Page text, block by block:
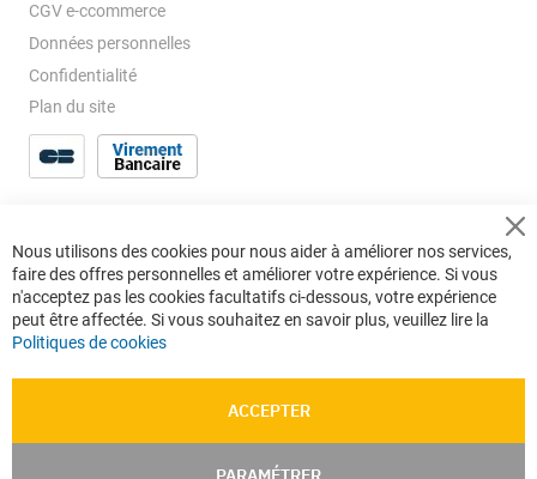
CGV e-ccommerce
Données personnelles
Confidentialité
Plan du site
Nous utilisons des cookies pour nous aider à améliorer nos services,
faire des offres personnelles et améliorer votre expérience. Si vous
n'acceptez pas les cookies facultatifs ci-dessous, votre expérience
peut être affectée. Si vous souhaitez en savoir plus, veuillez lire la
Politiques de cookies
ACCEPTER